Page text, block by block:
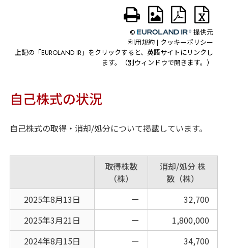
自己株式の状況
自己株式の取得・消却/処分について掲載しています。
取得株数
（株）
消却/処分 株
数（株）
2025年8月13日
ー
32,700
2025年3月21日
ー
1,800,000
2024年8月15日
ー
34,700